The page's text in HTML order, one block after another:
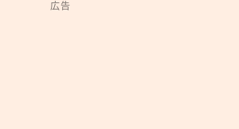
広告